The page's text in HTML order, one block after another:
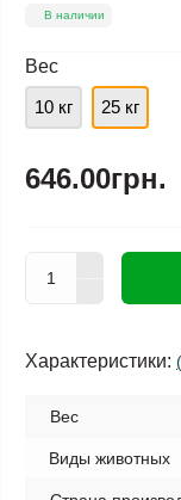
В наличии
Вес
10 кг
25 кг
646.00грн.
Характеристики:
Вес
Виды животных